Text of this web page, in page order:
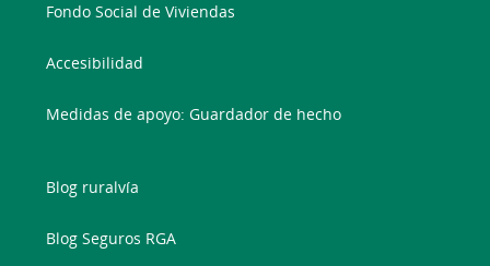
Fondo Social de Viviendas
Accesibilidad
Medidas de apoyo: Guardador de hecho
Blog ruralvía
Blog Seguros RGA